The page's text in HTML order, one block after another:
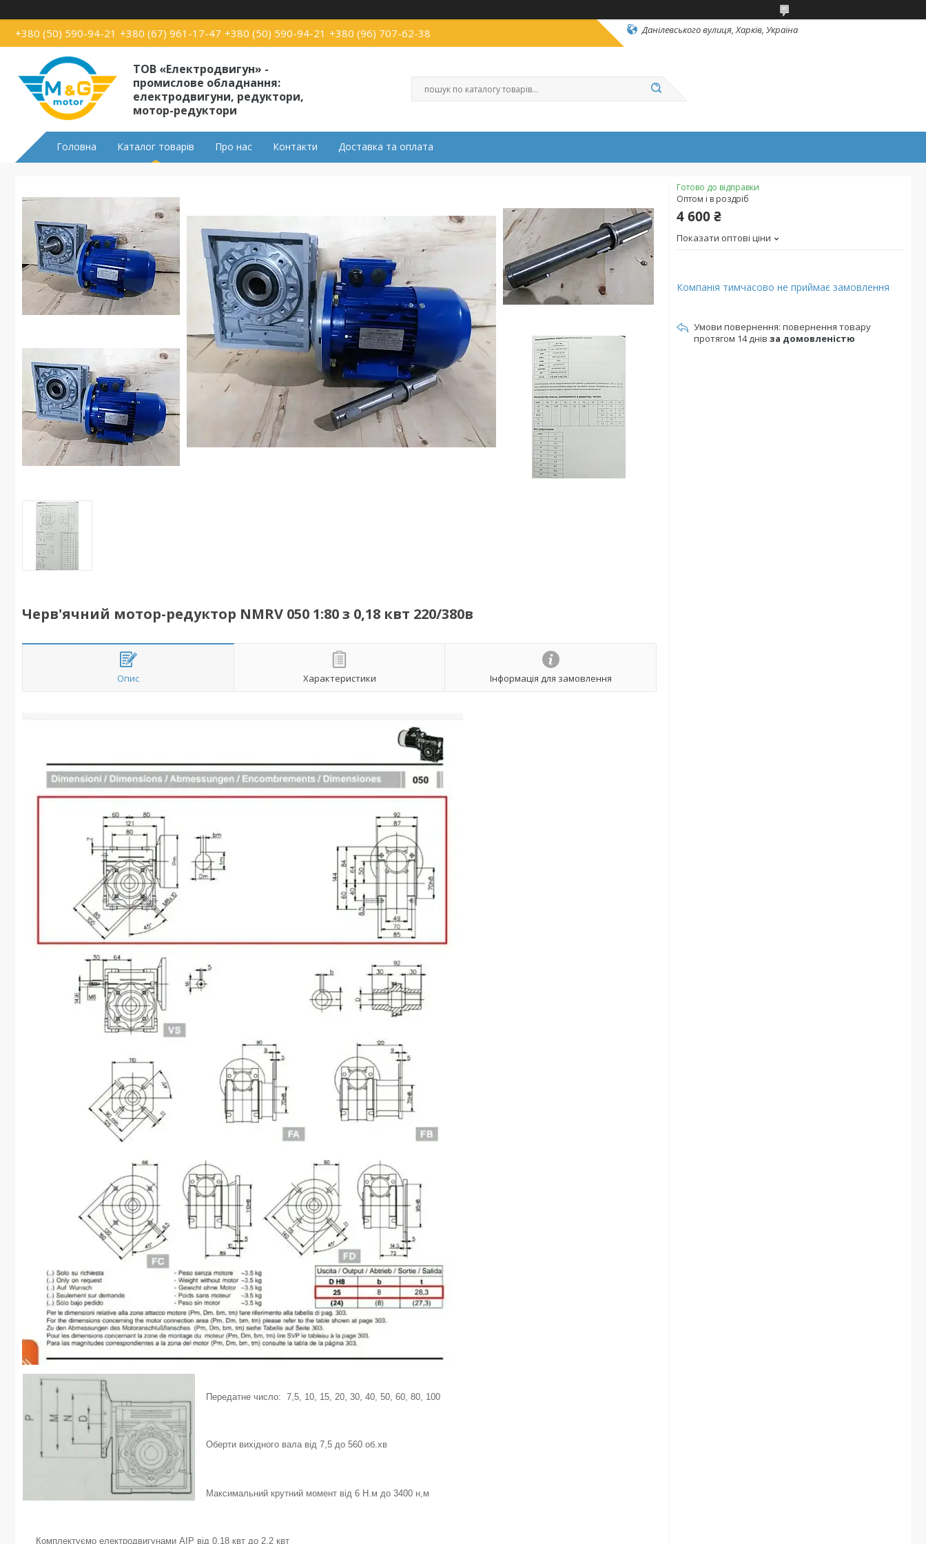
+380 (50) 590-94-21 +380 (67) 961-17-47 +380 (50) 590-94-21 +380 (96) 707-62-38 Данілевського вулиця, Харків, Україна
ТОВ «Електродвигун» -
промислове обладнання:
електродвигуни, редуктори,
мотор-редуктори
Головна Каталог товарів Про нас Контакти Доставка та оплата
Черв'ячний мотор-редуктор NMRV 050 1:80 з 0,18 квт 220/380в
Опис Характеристики Інформація для замовлення
Передатне число: 7,5, 10, 15, 20, 30, 40, 50, 60, 80, 100
Оберти вихідного вала від 7,5 до 560 об.хв
Максимальний крутний момент від 6 Н.м до 3400 н,м
Комплектуємо електродвигунами АІР від 0,18 квт до 2,2 квт
Готово до відправки
Оптом і в роздріб
4 600 ₴
Показати оптові ціни
Компанія тимчасово не приймає замовлення
повернення товару
протягом 14 днів за домовленістю